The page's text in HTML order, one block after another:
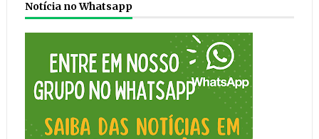
Notícia no Whatsapp